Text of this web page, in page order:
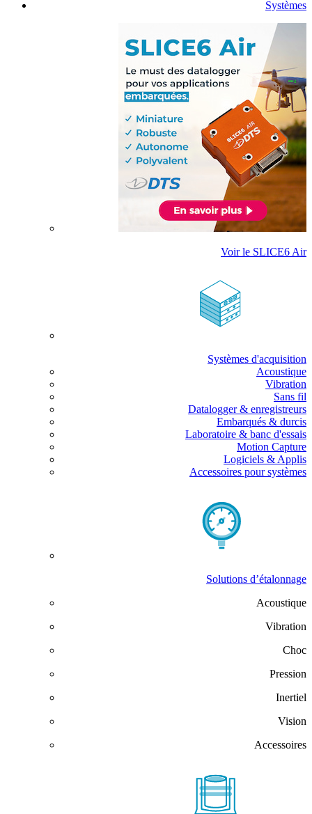
Systèmes
Voir le SLICE6 Air
Systèmes d'acquisition
Acoustique
Vibration
Sans fil
Datalogger & enregistreurs
Embarqués & durcis
Laboratoire & banc d'essais
Motion Capture
Logiciels & Applis
Accessoires pour systèmes
Solutions d’étalonnage
Acoustique
Vibration
Choc
Pression
Inertiel
Vision
Accessoires